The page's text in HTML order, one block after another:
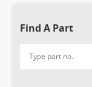
Find A Part